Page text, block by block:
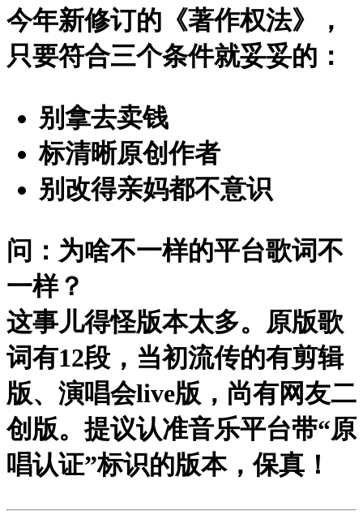
今年新修订的《著作权法》，
只要符合三个条件就妥妥的：
别拿去卖钱
标清晰原创作者
别改得亲妈都不意识
问：为啥不一样的平台歌词不
一样？
这事儿得怪版本太多。原版歌
词有12段，当初流传的有剪辑
版、演唱会live版，尚有网友二
创版。提议认准音乐平台带“原
唱认证”标识的版本，保真！